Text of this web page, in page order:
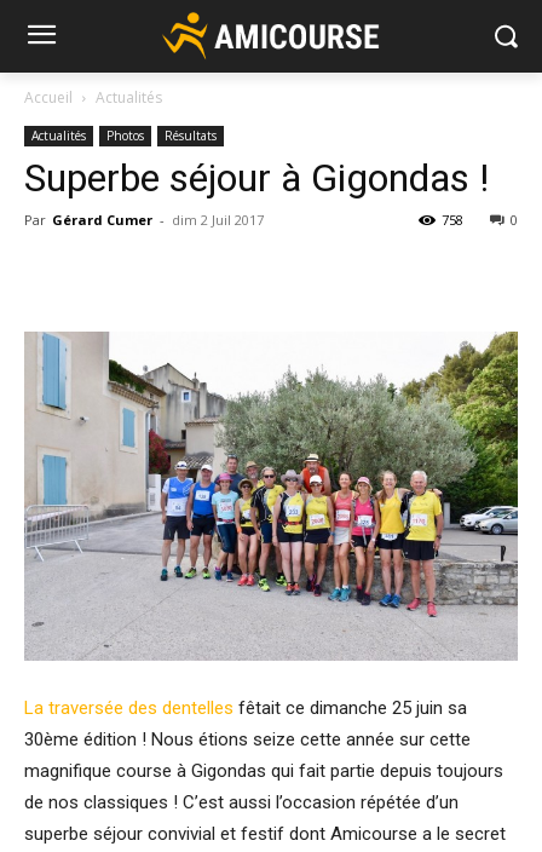
Accueil Actualités
Actualités Photos Résultats
Superbe séjour à Gigondas !
Par Gérard Cumer - dim 2 Juil 2017 0
758
La traversée des dentelles fêtait ce dimanche 25 juin sa
30ème édition ! Nous étions seize cette année sur cette
magnifique course à Gigondas qui fait partie depuis toujours
de nos classiques ! C’est aussi l’occasion répétée d’un
superbe séjour convivial et festif dont Amicourse a le secret